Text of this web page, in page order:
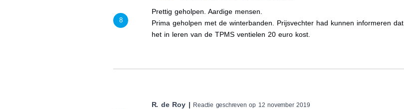
8
Prettig geholpen. Aardige mensen.
Prima geholpen met de winterbanden. Prijsvechter had kunnen informeren dat
het in leren van de TPMS ventielen 20 euro kost.
R. de Roy | Reactie geschreven op 12 november 2019